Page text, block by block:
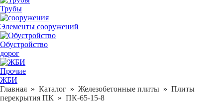
Трубы
Элементы сооружений
Обустройство
дорог
Прочие
ЖБИ
Главная » Каталог » Железобетонные плиты » Плиты
перекрытия ПК » ПК-65-15-8